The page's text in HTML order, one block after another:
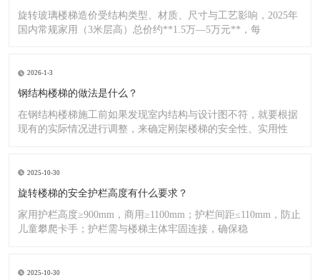
旋转玻璃楼梯造价受结构类型、材质、尺寸与工艺影响，2025年
国内常规家用（3米层高）总价约**1.5万—5万元**，每
2026-1-3
钢结构楼梯的做法是什么？
在钢结构楼梯施工前如果发现室内结构与设计图不符，就要根据
现有的实际情况进行调整，来确定刚架楼梯的安全性、实用性
2025-10-30
旋转楼梯的安全护栏高度有什么要求？
家用护栏高度≥900mm，商用≥1100mm；护栏间距≤110mm，防止
儿童攀爬卡手；护栏需与楼梯主体牢固连接，确保稳
2025-10-30